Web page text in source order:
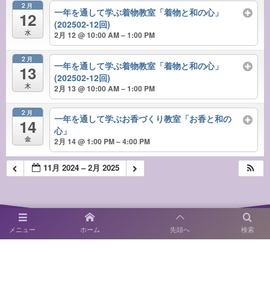
2月
12
水
一年を通して学ぶ着物教室「着物と和の心」
(202502-12回)
2月 12 @ 10:00 AM – 1:00 PM
2月
13
木
一年を通して学ぶ着物教室「着物と和の心」
(202502-12回)
2月 13 @ 10:00 AM – 1:00 PM
2月
14
金
一年を通して学ぶお香づくり教室「お香と和の
心」
2月 14 @ 1:00 PM – 4:00 PM
11月 2024 – 2月 2025
メニュー 検索
ホーム 先頭へ